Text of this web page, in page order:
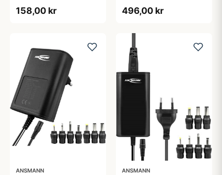
158,00 kr 496,00 kr
ANSMANN ANSMANN